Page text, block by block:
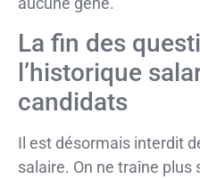
La fin des
l’historique
candidats
Il est désormais interdit
salaire. On ne traîne plus